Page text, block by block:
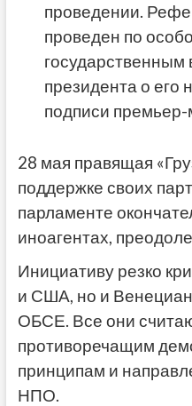
проведении.
проведен по
государственным
президента о его
подписи премьер-
28 мая правящая
поддержке своих
парламенте
иноагентах,
Инициативу резко
и США, но и
ОБСЕ. Все они
противоречащим
принципам и
НПО.